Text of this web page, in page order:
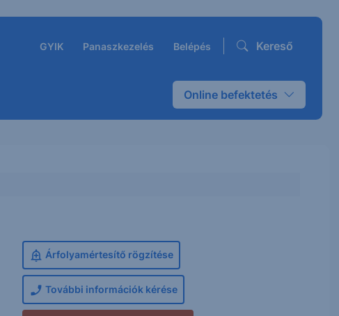
GYIK Panaszkezelés Belépés Kereső
Online befektetés
Árfolyamértesítő rögzítése
További információk kérése